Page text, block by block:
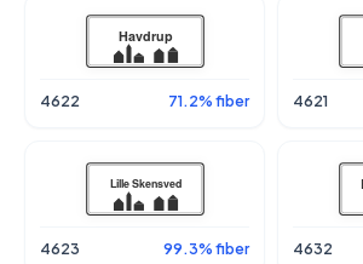
4622 71.2% fiber 4621
4623 99.3% fiber 4632